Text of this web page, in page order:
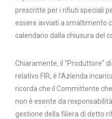
prescritte per i rifiuti speciali
essere avviati a smaltimento
calendario dalla chiusura del
Chiaramente, il “Produttore”
relativo FIR, è l’Azienda
ricorda che il Committente
non è esente da
gestione della filiera di detto